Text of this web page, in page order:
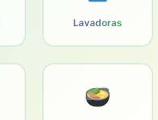
Lavadoras